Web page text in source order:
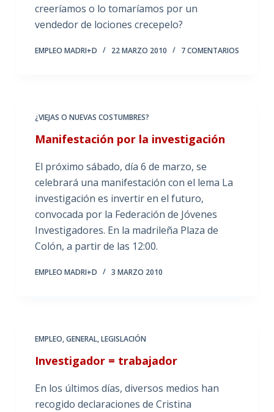
creeríamos o lo tomaríamos por un
vendedor de lociones crecepelo?
EMPLEO MADRI+D 22 MARZO 2010 7 COMENTARIOS
¿VIEJAS O NUEVAS COSTUMBRES?
Manifestación por la investigación
El próximo sábado, día 6 de marzo, se
celebrará una manifestación con el lema La
investigación es invertir en el futuro,
convocada por la Federación de Jóvenes
Investigadores. En la madrileña Plaza de
Colón, a partir de las 12:00.
EMPLEO MADRI+D 3 MARZO 2010
EMPLEO,GENERAL,LEGISLACIÓN
Investigador = trabajador
En los últimos días, diversos medios han
recogido declaraciones de Cristina